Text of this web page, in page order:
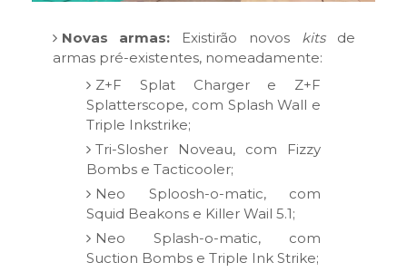
Novas armas: Existirão novos kits de
armas pré-existentes, nomeadamente:
Z+F Splat Charger e Z+F
Splatterscope, com Splash Wall e
Triple Inkstrike;
Tri-Slosher Noveau, com Fizzy
Bombs e Tacticooler;
Neo Sploosh-o-matic, com
Squid Beakons e Killer Wail 5.1;
Neo Splash-o-matic, com
Suction Bombs e Triple Ink Strike;